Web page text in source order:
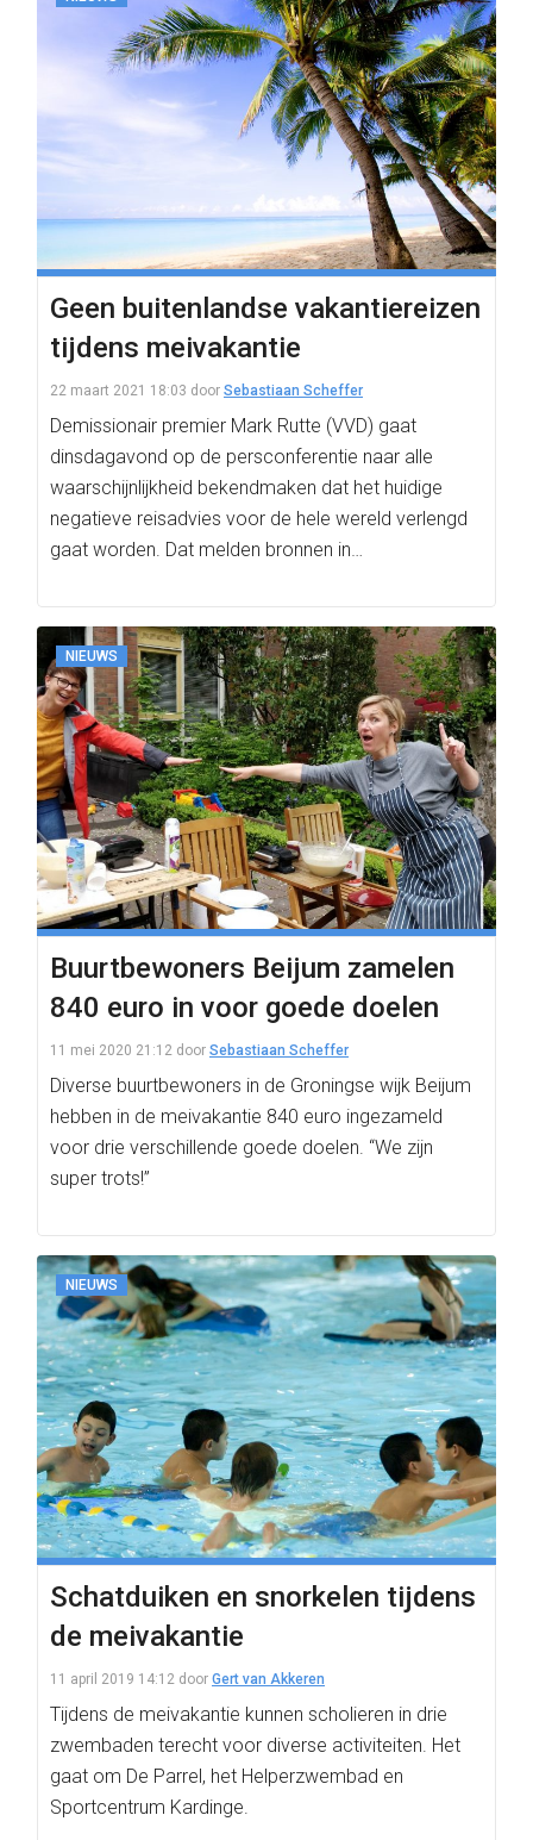
Geen buitenlandse vakantiereizen
tijdens meivakantie
22 maart 2021 18:03 door Sebastiaan Scheffer
Demissionair premier Mark Rutte (VVD) gaat
dinsdagavond op de persconferentie naar alle
waarschijnlijkheid bekendmaken dat het huidige
negatieve reisadvies voor de hele wereld verlengd
gaat worden. Dat melden bronnen in…
NIEUWS
Buurtbewoners Beijum zamelen
840 euro in voor goede doelen
11 mei 2020 21:12 door Sebastiaan Scheffer
Diverse buurtbewoners in de Groningse wijk Beijum
hebben in de meivakantie 840 euro ingezameld
voor drie verschillende goede doelen. “We zijn
super trots!”
NIEUWS
Schatduiken en snorkelen tijdens
de meivakantie
11 april 2019 14:12 door Gert van Akkeren
Tijdens de meivakantie kunnen scholieren in drie
zwembaden terecht voor diverse activiteiten. Het
gaat om De Parrel, het Helperzwembad en
Sportcentrum Kardinge.